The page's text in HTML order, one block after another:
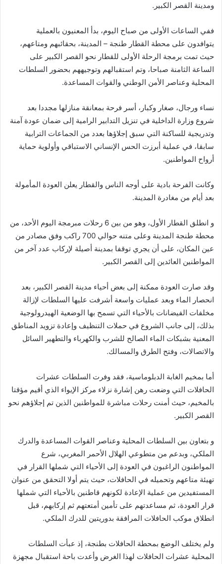
ومدينة القصر الكبير.
ففي الساعات الأولى من صباح اليوم، بدأ المعنيون بالعملية
يتوافدون على محطة القطار طنجة – المدينة، بحقائبهم ومتاعهم،
حيث تمت برمجة الرحلة الأولى للقطار نحو القصر الكبير على
الساعة الثامنة صباحا، وتم استقبالهم وتوجيههم بحضور السلطات
المحلية وعناصر الأمن الوطني والقوات المساعدة.
نساء ورجال، صغار وكبار، أسر فرحة بمعانقة منازلها مجددا بعد
شروع وزارة الداخلية في تنزيل التدابير الرامية إلى ضمان عودة آمنة
وتدريجية للساكنة التي سبق إجلاؤها بعدد من الجماعات الترابية
سابقا، في عملية أبرزت الحس الإنساني الاستباقي وأولوية حماية
أرواح المواطنين.
وكانت الفرحة بادية على أوجه الناس والقطار يعلن العودة المأمولة
بعد أيام من مغادرة المدينة.
و انطلق القطار الأول، وهو من بين 6 رحلات مبرمجة اليوم الأحد، من
محطة طنجة المدينة وعلى متنه حوالي 700 راكب وفق مصادر من
عين المكان، على أن يجري توقفا بمدينة أصيلة لإركاب عدد آخر من
المواطنين العائدين إلى القصر الكبير.
وقد صارت العودة ممكنة إلى بعض أحياء مدينة القصر الكبير، بعد
انحصار الماء وبعد عمليات واسعة أشرفت عليها السلطات لإزالة
مخلفات الفيضانات بالأحياء التي تسمح بها الوضعية الهيدرولوجية
بذلك، إلى جانب الشروع في حملات التنظيف وإعادة تزويد المناطق
المعنية بشبكات الماء الصالح للشرب والكهرباء والتطهير السائل
والاتصالات، وفتح الطرق والمسالك.
أما بمخيم الغابة الدبلوماسية، فقد وفرت السلطات عشرات
الحافلات التي وضعت رهن إشارة نزلاء مركز الإيواء الذي أقيم مؤقتا
بالمخيم، حيث أمنت رحلات مباشرة للمواطنين الذين تم إجلاؤهم نحو
القصر الكبير.
و بتعاون بين السلطات المحلية وعناصر القوات المساعدة والدرك
الملكي، وبدعم من متطوعي الهلال الأحمر المغربي، شرع
المواطنون الراغبون في العودة إلى الأحياء التي شملها القرار في
تهيئة متاعهم وتحميله في الحافلات، حيث يتم أولا التحقق من عنوان
المستفيدين من عملية الإعادة لكونهم قاطنين بالأحياء التي شملها
قرار العودة، ثم مساعدتهم على تأمين أمتعتهم ثم إركابهم، قبل
انطلاق موكب الحافلات المرافقة بدوريتين للدرك الملكي.
ولم يختلف الوضع بمحطة الحافلات بطنجة، إذ عبأت السلطات
المحلية عشرات الحافلات لهذا الغرض وأعدت باحة استقبال مجهزة